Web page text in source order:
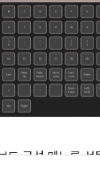
드 구성 메뉴를 선
수 있는 기능을 확